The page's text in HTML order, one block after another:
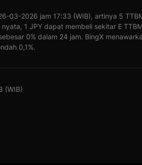
03-2026 jam 17:33 (WIB), artinya 5
1 JPY dapat membeli sekitar E
0% dalam 24 jam. BingX
0,1%.
(WIB)